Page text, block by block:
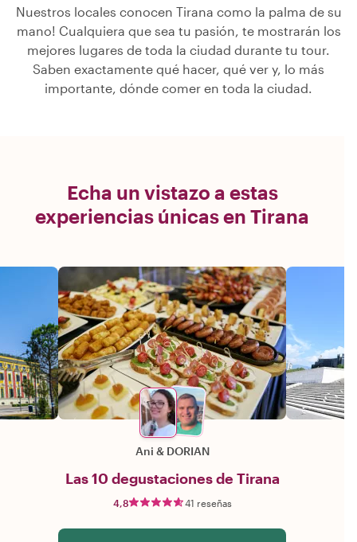
Nuestros locales conocen Tirana como la palma de su
mano! Cualquiera que sea tu pasión, te mostrarán los
mejores lugares de toda la ciudad durante tu tour.
Saben exactamente qué hacer, qué ver y, lo más
importante, dónde comer en toda la ciudad.
Echa un vistazo a estas
experiencias únicas en Tirana
Ani & DORIAN
Las 10 degustaciones de Tirana
4,8 41 reseñas